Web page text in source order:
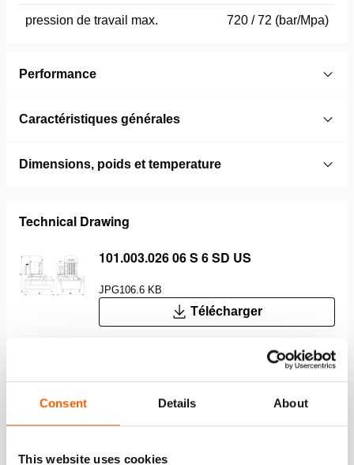
Consent Details About
This website uses cookies
pression de travail max. 720 / 72 (bar/Mpa)
Performance
Caractéristiques générales
Dimensions, poids et temperature
Technical Drawing
101.003.026 06 S 6 SD US
JPG106.6 KB
Télécharger
Caractéristiques
En cas de panne d’alimentation électrique, la pression